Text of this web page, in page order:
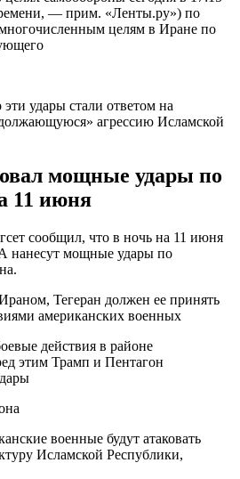
— прим. «Ленты.ру») по
целям в Иране по
удары стали ответом на
агрессию Исламской
мощные удары по
11 июня
сообщил, что в ночь на 11 июня
мощные удары по
Тегеран должен ее принять
американских военных
военные будут атаковать
Исламской Республики,